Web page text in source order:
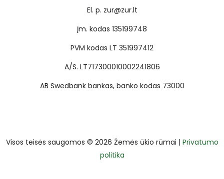
El. p. zur@zur.lt
Įm. kodas 135199748
PVM kodas LT 351997412
A/S. LT717300010002241806
AB Swedbank bankas, banko kodas 73000
Visos teisės saugomos © 2026 Žemės ūkio rūmai | Privatumo
politika